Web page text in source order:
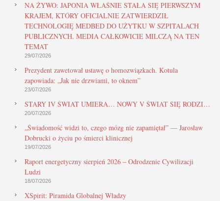
NA ŻYWO: JAPONIA WŁAŚNIE STAŁA SIĘ PIERWSZYM
KRAJEM, KTÓRY OFICJALNIE ZATWIERDZIŁ
TECHNOLOGIĘ MEDBED DO UŻYTKU W SZPITALACH
PUBLICZNYCH. MEDIA CAŁKOWICIE MILCZĄ NA TEN
TEMAT
29/07/2026
Prezydent zawetował ustawę o homozwiązkach. Kotula
zapowiada: „Jak nie drzwiami, to oknem”
23/07/2026
STARY IV ŚWIAT UMIERA… NOWY V ŚWIAT SIĘ RODZI…
20/07/2026
„Świadomość widzi to, czego mózg nie zapamiętał” — Jarosław
Dobrucki o życiu po śmierci klinicznej
19/07/2026
Raport energetyczny sierpień 2026 – Odrodzenie Cywilizacji
Ludzi
18/07/2026
XSpirit: Piramida Globalnej Władzy